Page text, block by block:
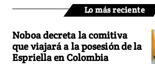
Lo más reciente
Noboa decreta la comitiva
que viajará a la posesión de la
Espriella en Colombia